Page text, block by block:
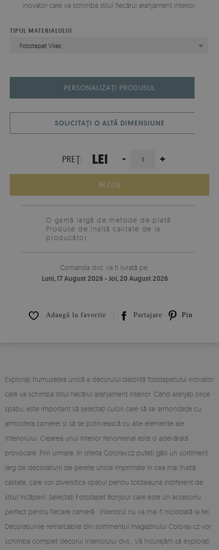
inovator care va schimba stilul fiecărui aranjament interior.
TIPUL MATERIALULUI
Fototapet Vlies
PERSONALIZAȚI PRODUSUL
SOLICITAȚI O ALTĂ DIMENSIUNE
PREŢ: LEI - +
ÎN COŞ
O gamă largă de metode de plată
Produse de înaltă calitate de la
producător.
Comanda dvs. va fi livrată pe:
Luni, 17 August 2026 - Joi, 20 August 2026
Adaugă la favorite Partajare Pin it
Explorați frumusețea unică a decorului datorită fototapetului inovator
care va schimba stilul fiecărui aranjament interior. Când aranjați orice
spațiu, este important să selectați culori care să se armonizeze cu
atmosfera camerei și să se potrivească cu alte elemente ale
interiorului. Crearea unui interior fenomenal este o adevărată
provocare. Prin urmare, în oferta Coloray.cz puteți găsi un sortiment
larg de decoratiuni de perete unice imprimate în cea mai înaltă
calitate, care vor diversifica spațiul pentru totdeauna indiferent de
stilul încăperii. Selectați Fototapet Bonjour care este un accesoriu
perfect pentru fiecare cameră . Interiorul nu va mai fi niciodată la fel.
Decorațiunile remarcabile din sortimentul magazinului Coloray.cz vor
schimba complet decorul interiorului dvs.. Vă încurajăm să explorați